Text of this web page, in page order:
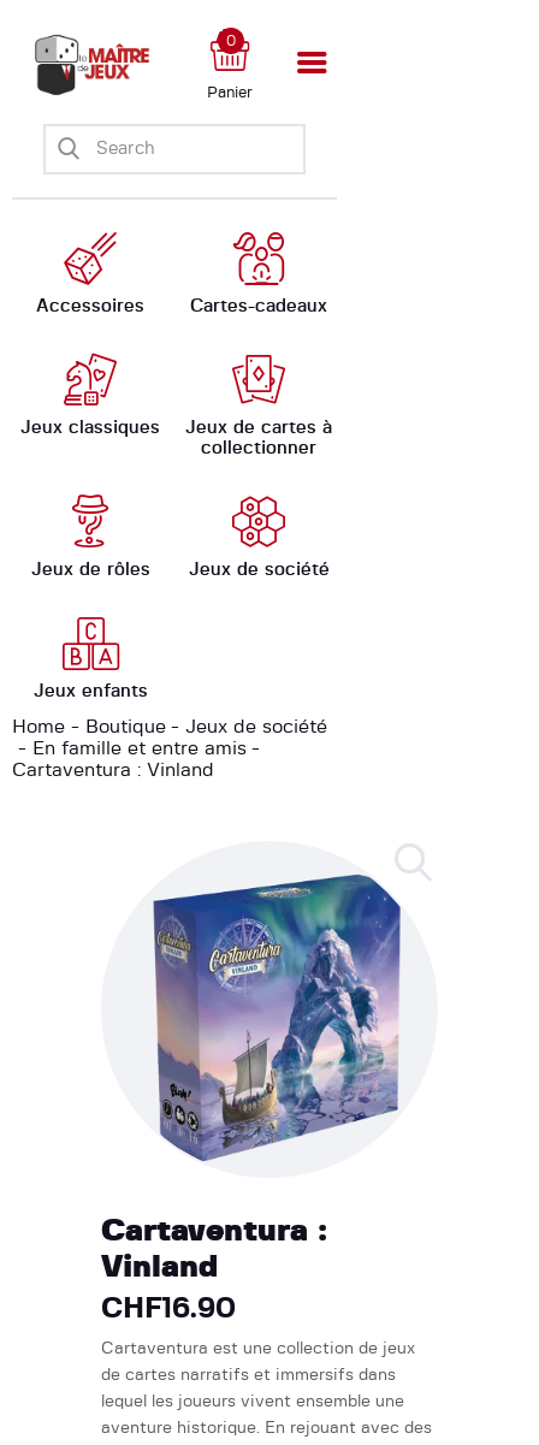
Panier
0
Accessoires Cartes-cadeaux
Jeux classiques
Jeux de cartes à
collectionner
Jeux de rôles Jeux de société
Jeux enfants
Home Boutique
Jeux de société
En famille et entre amis
Cartaventura : Vinland
Accueil
Boutique
Ateliers
Évènements
Ludomate
Cartaventura :
Vinland
CHF16.90
Cartaventura est une collection de jeux
de cartes narratifs et immersifs dans
lequel les joueurs vivent ensemble une
aventure historique. En rejouant avec des